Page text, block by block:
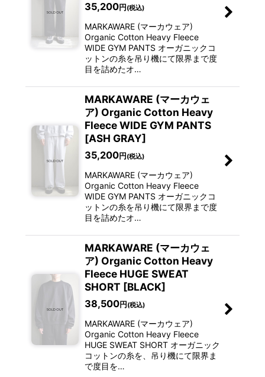
35,200円 (税込)
MARKAWARE (マーカウェア)
Organic Cotton Heavy Fleece
WIDE GYM PANTS オーガニックコ
ットンの糸を吊り機にて限界まで度
目を詰めたオ…
MARKAWARE (マーカウェ
ア) Organic Cotton Heavy
Fleece WIDE GYM PANTS
[ASH GRAY]
35,200円 (税込)
MARKAWARE (マーカウェア)
Organic Cotton Heavy Fleece
WIDE GYM PANTS オーガニックコ
ットンの糸を吊り機にて限界まで度
目を詰めたオ…
MARKAWARE (マーカウェ
ア) Organic Cotton Heavy
Fleece HUGE SWEAT
SHORT [BLACK]
38,500円 (税込)
MARKAWARE (マーカウェア)
Organic Cotton Heavy Fleece
HUGE SWEAT SHORT オーガニック
コットンの糸を、吊り機にて限界ま
で度目を…